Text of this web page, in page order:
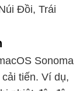
Đồi, Trái
Sonoma
tiến. Ví dụ,